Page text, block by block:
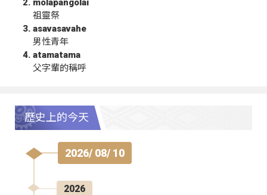
molapangolai
祖靈祭
asavasavahe
男性青年
atamatama
父字輩的稱呼
歷史上的今天
2026/ 08/ 10
2026